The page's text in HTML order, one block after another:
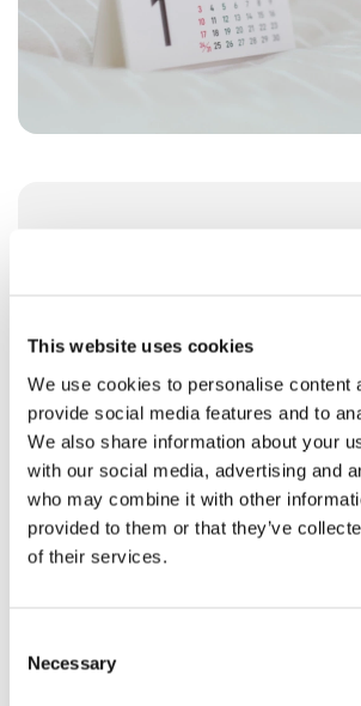
This website uses cookies
We use cookies to personalise content
provide social media features and to
We also share information about your
with our social media, advertising and
who may combine it with other
provided to them or that they’ve
of their services.
Necessary
Søndag 13. september 2026, kl.
Du vil måske også